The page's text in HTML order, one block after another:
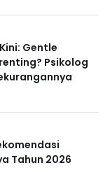
Gentle
Psikolog
Tahun 2026